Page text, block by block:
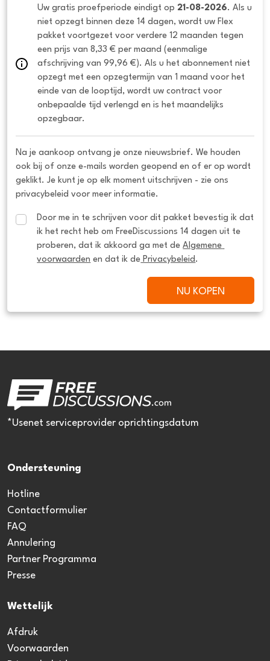
Uw gratis proefperiode eindigt op 21-08-2026. Als u
niet opzegt binnen deze 14 dagen, wordt uw Flex
pakket voortgezet voor verdere 12 maanden tegen
een prijs van 8,33 € per maand (eenmalige
afschrijving van 99,96 €). Als u het abonnement niet
opzegt met een opzegtermijn van 1 maand voor het
einde van de looptijd, wordt uw contract voor
onbepaalde tijd verlengd en is het maandelijks
opzegbaar.
Na je aankoop ontvang je onze nieuwsbrief. We houden
ook bij of onze e-mails worden geopend en of er op wordt
geklikt. Je kunt je op elk moment uitschrijven - zie ons
privacybeleid voor meer informatie.
Door me in te schrijven voor dit pakket bevestig ik dat
ik het recht heb om FreeDiscussions 14 dagen uit te
proberen, dat ik akkoord ga met de Algemene
voorwaarden en dat ik de Privacybeleid .
NU KOPEN
*Usenet serviceprovider oprichtingsdatum
Ondersteuning
Hotline
Contactformulier
FAQ
Annulering
Partner Programma
Presse
Wettelijk
Afdruk
Voorwaarden